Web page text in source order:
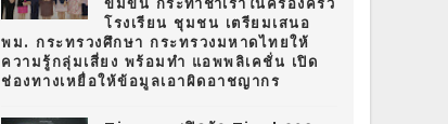
ข่มขืน กระทำชำเราในครองครัว
โรงเรียน ชุมชน เตรียมเสนอ
พม. กระทรวงศึกษา กระทรวงมหาดไทยให้
ความรู้กลุ่มเสี่ยง พร้อมทำ แอพพลิเคชั่น เปิด
ช่องทางเหยื่อให้ข้อมูลเอาผิดอาชญากร